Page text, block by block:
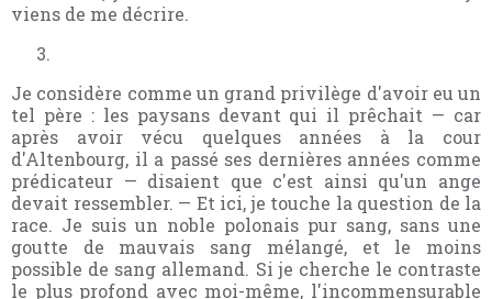
viens de me décrire.
Je considère comme un grand privilège d'avoir eu un
tel père : les paysans devant qui il prêchait — car
après avoir vécu quelques années à la cour
d'Altenbourg, il a passé ses dernières années comme
prédicateur — disaient que c'est ainsi qu'un ange
devait ressembler. — Et ici, je touche la question de la
race. Je suis un noble polonais pur sang, sans une
goutte de mauvais sang mélangé, et le moins
possible de sang allemand. Si je cherche le contraste
le plus profond avec moi-même, l'incommensurable